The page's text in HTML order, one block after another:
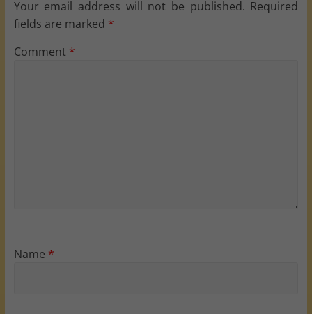
Your email address will not be published. Required
fields are marked *
Comment *
Name *